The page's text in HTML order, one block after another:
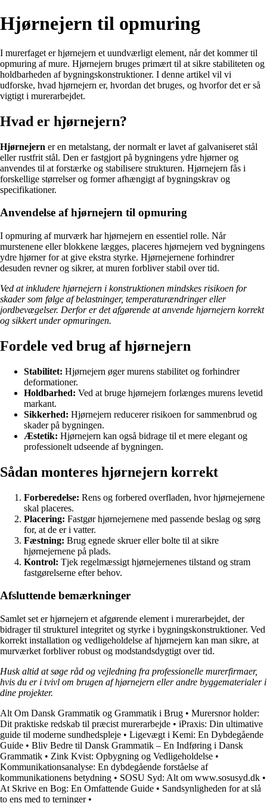
Hjørnejern til opmuring
I murerfaget er hjørnejern et uundværligt element, når det kommer til
opmuring af mure. Hjørnejern bruges primært til at sikre stabiliteten og
holdbarheden af bygningskonstruktioner. I denne artikel vil vi
udforske, hvad hjørnejern er, hvordan det bruges, og hvorfor det er så
vigtigt i murerarbejdet.
Hvad er hjørnejern?
Hjørnejern er en metalstang, der normalt er lavet af galvaniseret stål
eller rustfrit stål. Den er fastgjort på bygningens ydre hjørner og
anvendes til at forstærke og stabilisere strukturen. Hjørnejern fås i
forskellige størrelser og former afhængigt af bygningskrav og
specifikationer.
Anvendelse af hjørnejern til opmuring
I opmuring af murværk har hjørnejern en essentiel rolle. Når
murstenene eller blokkene lægges, placeres hjørnejern ved bygningens
ydre hjørner for at give ekstra styrke. Hjørnejernene forhindrer
desuden revner og sikrer, at muren forbliver stabil over tid.
Ved at inkludere hjørnejern i konstruktionen mindskes risikoen for
skader som følge af belastninger, temperaturændringer eller
jordbevægelser. Derfor er det afgørende at anvende hjørnejern korrekt
og sikkert under opmuringen.
Fordele ved brug af hjørnejern
Stabilitet: Hjørnejern øger murens stabilitet og forhindrer
deformationer.
Holdbarhed: Ved at bruge hjørnejern forlænges murens levetid
markant.
Sikkerhed: Hjørnejern reducerer risikoen for sammenbrud og
skader på bygningen.
Æstetik: Hjørnejern kan også bidrage til et mere elegant og
professionelt udseende af bygningen.
Sådan monteres hjørnejern korrekt
Forberedelse: Rens og forbered overfladen, hvor hjørnejernene
skal placeres.
Placering: Fastgør hjørnejernene med passende beslag og sørg
for, at de er i vatter.
Fæstning: Brug egnede skruer eller bolte til at sikre
hjørnejernene på plads.
Kontrol: Tjek regelmæssigt hjørnejernenes tilstand og stram
fastgørelserne efter behov.
Afsluttende bemærkninger
Samlet set er hjørnejern et afgørende element i murerarbejdet, der
bidrager til strukturel integritet og styrke i bygningskonstruktioner. Ved
korrekt installation og vedligeholdelse af hjørnejern kan man sikre, at
murværket forbliver robust og modstandsdygtigt over tid.
Husk altid at søge råd og vejledning fra professionelle murerfirmaer,
hvis du er i tvivl om brugen af hjørnejern eller andre byggematerialer i
dine projekter.
Alt Om Dansk Grammatik og Grammatik i Brug • Murersnor holder:
Dit praktiske redskab til præcist murerarbejde • iPraxis: Din ultimative
guide til moderne sundhedspleje • Ligevægt i Kemi: En Dybdegående
Guide • Bliv Bedre til Dansk Grammatik – En Indføring i Dansk
Grammatik • Zink Kvist: Opbygning og Vedligeholdelse •
Kommunikationsanalyse: En dybdegående forståelse af
kommunikationens betydning • SOSU Syd: Alt om www.sosusyd.dk •
At Skrive en Bog: En Omfattende Guide • Sandsynligheden for at slå
to ens med to terninger•